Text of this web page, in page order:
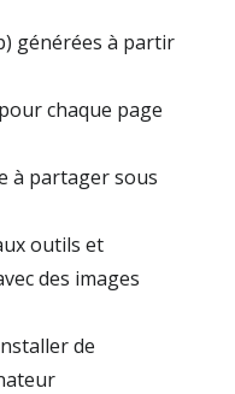
générées à partir
chaque page
à partager sous
outils et
des images
de